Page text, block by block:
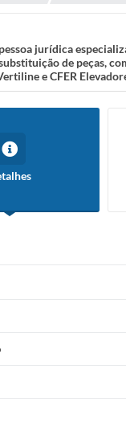
jurídica
de peças,
e CFER